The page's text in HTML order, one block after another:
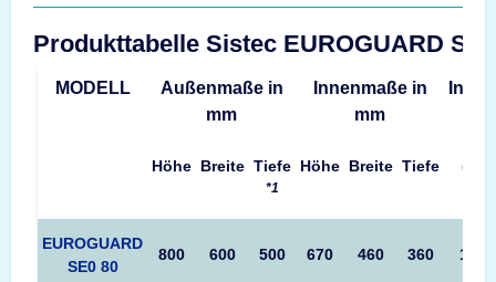
Produkttabelle Sistec EUROGUARD SE0
MODELL
Außenmaße in
mm
Innenmaße in
mm
Inhalt
Höhe Breite Tiefe
*1
Höhe Breite Tiefe (L)
EUROGUARD
SE0 80
800 600 500 670 460 360 111